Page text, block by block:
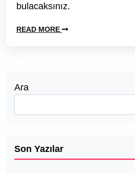
bulacaksınız.
READ MORE
Ara
Son Yazılar